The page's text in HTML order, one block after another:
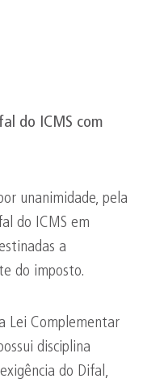
do ICMS com
unanimidade, pela
do ICMS em
a
do imposto.
Lei Complementar
disciplina
do Difal,